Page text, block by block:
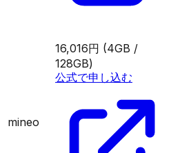
mineo
16,016円 (4GB /
128GB)
公式で申し込む